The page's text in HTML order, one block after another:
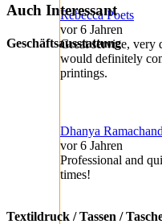
Rebecca Poets
vor 6 Jahren
Great service, very
would definitely
printings.
Dhanya
vor 6 Jahren
Professional and
times!
Auch Interessant
Geschäftsausstattung
Textildruck / Tassen /